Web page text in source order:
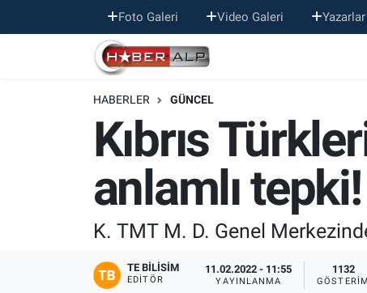
Foto Galeri Video Galeri Yazarlar
HABERLER GÜNCEL
Kıbrıs
anlamlı tepki!
K. TMT M. D. Genel
TE BILISIM
EDITÖR
11.02.2022 - 11:55
YAYINLANMA
1132
GÖSTERIM
Nöbetçi Eczaneler
Hava Durumu
Trafik Durumu
Süper Lig Puan Durumu ve Fikstür
Tüm Manşetler
Son Dakika Haberleri